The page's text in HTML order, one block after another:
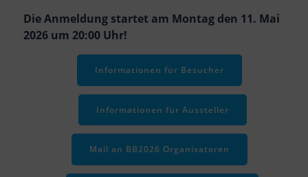
Die Anmeldung startet am Montag den 11. Mai
2026 um 20:00 Uhr!
Informationen für Besucher
Informationen für Aussteller
Mail an BB2026 Organisatoren